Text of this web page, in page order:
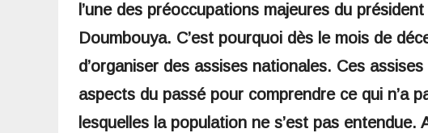
l’une des préoccupations majeures du
Doumbouya. C’est pourquoi dès le mois de
d’organiser des assises nationales. Ces
aspects du passé pour comprendre ce qui n’a
lesquelles la population ne s’est pas